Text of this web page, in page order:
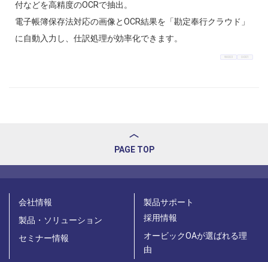
付などを高精度のOCRで抽出。
電子帳簿保存法対応の画像とOCR結果を「勘定奉行クラウド」
に自動入力し、仕訳処理が効率化できます。
W-003 O-001
PAGE TOP
会社情報
製品・ソリューション
セミナー情報
製品サポート
採用情報
オービックOAが選ばれる理
由